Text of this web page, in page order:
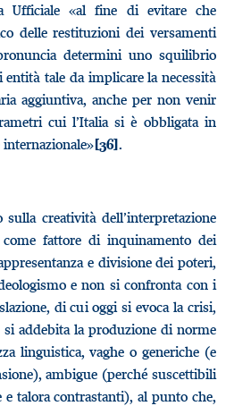
Ufficiale «al fine di evitare che
delle restituzioni dei versamenti
determini uno squilibrio
tale da implicare la necessità
aggiuntiva, anche per non venir
cui l’Italia si è obbligata in
internazionale»[36].
creatività dell’interpretazione
fattore di inquinamento dei
e divisione dei poteri,
e non si confronta con i
di cui oggi si evoca la crisi,
addebita la produzione di norme
linguistica, vaghe o generiche (e
ambigue (perché suscettibili
talora contrastanti), al punto che,